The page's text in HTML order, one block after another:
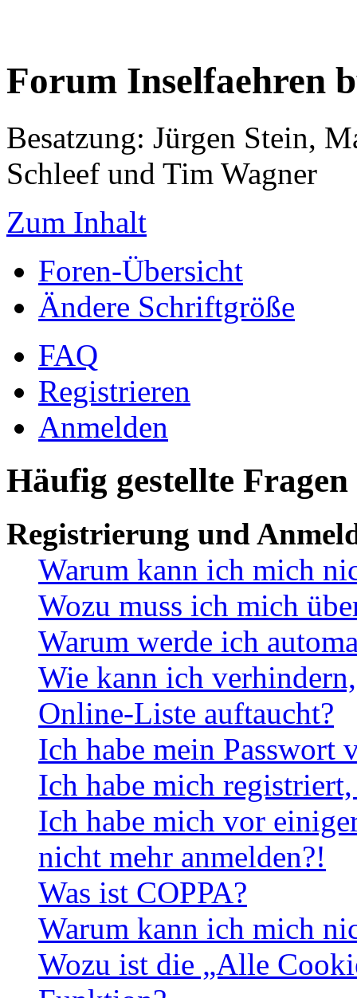
Forum Inselfaehren
Besatzung: Jürgen Stein,
Schleef und Tim Wagner
Zum Inhalt
Foren-Übersicht
Ändere Schriftgröße
FAQ
Registrieren
Anmelden
Häufig gestellte Fragen
Registrierung und
Warum kann ich mich
Wozu muss ich mich
Warum werde ich
Wie kann ich
Online-Liste auftaucht?
Ich habe mein Passwort
Ich habe mich
Ich habe mich vor
nicht mehr anmelden?!
Was ist COPPA?
Warum kann ich mich
Wozu ist die „Alle